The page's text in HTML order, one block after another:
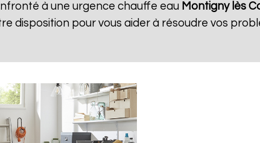
à une urgence chauffe eau Montigny lès
disposition pour vous aider à résoudre vos